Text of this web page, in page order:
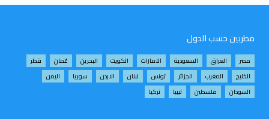
مطربين حسب الدول
مصر العراق السعودية الامارات الكويت البحرين عُمان
قطر
الخليج
المغرب الجزائر تونس لبنان الاردن سوريا
اليمن
السودان
فلسطين ليبيا تركيا